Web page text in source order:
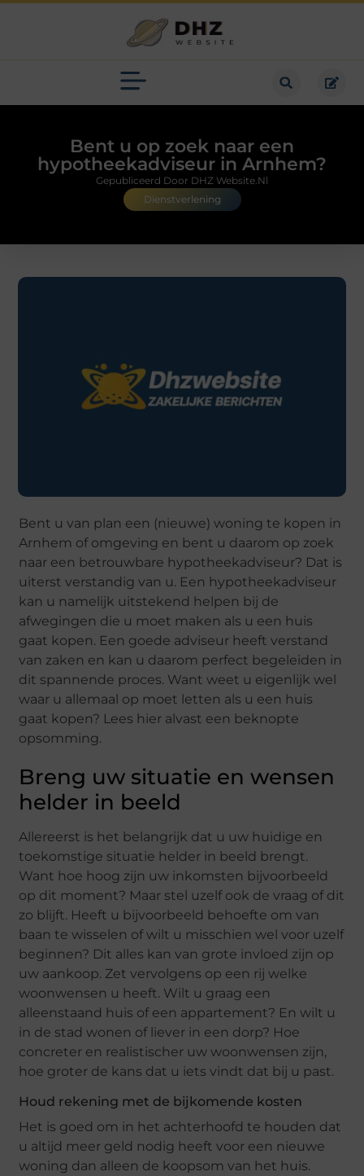
Bent u op zoek naar een
hypotheekadviseur in Arnhem?
Dienstverlening
Gepubliceerd Door DHZ Website.nl
Bent u van plan een (nieuwe) woning te kopen in
Arnhem of omgeving en bent u daarom op zoek
naar een betrouwbare hypotheekadviseur? Dat is
uiterst verstandig van u. Een hypotheekadviseur
kan u namelijk uitstekend helpen bij de
afwegingen die u moet maken als u een huis
gaat kopen. Een goede adviseur heeft verstand
van zaken en kan u daarom perfect begeleiden in
dit spannende proces. Want weet u eigenlijk wel
waar u allemaal op moet letten als u een huis
gaat kopen? Lees hier alvast een beknopte
opsomming.
Breng uw situatie en wensen
helder in beeld
Allereerst is het belangrijk dat u uw huidige en
toekomstige situatie helder in beeld brengt.
Want hoe hoog zijn uw inkomsten bijvoorbeeld
op dit moment? Maar stel uzelf ook de vraag of dit
zo blijft. Heeft u bijvoorbeeld behoefte om van
baan te wisselen of wilt u misschien wel voor uzelf
beginnen? Dit alles kan van grote invloed zijn op
uw aankoop. Zet vervolgens op een rij welke
woonwensen u heeft. Wilt u graag een
alleenstaand huis of een appartement? En wilt u
in de stad wonen of liever in een dorp? Hoe
concreter en realistischer uw woonwensen zijn,
hoe groter de kans dat u iets vindt dat bij u past.
Houd rekening met de bijkomende kosten
Het is goed om in het achterhoofd te houden dat
u altijd meer geld nodig heeft voor een nieuwe
woning dan alleen de koopsom van het huis.